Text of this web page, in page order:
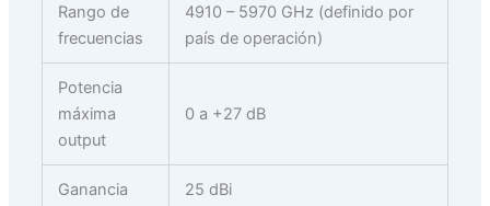
Rango de
frecuencias
4910 – 5970 GHz (definido por
país de operación)
Potencia
máxima
output
0 a +27 dB
Ganancia 25 dBi